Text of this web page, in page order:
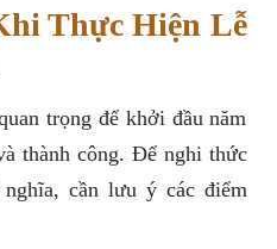
Thực Hiện Lễ
trọng để khởi đầu năm
thành công. Để nghi thức
cần lưu ý các điểm